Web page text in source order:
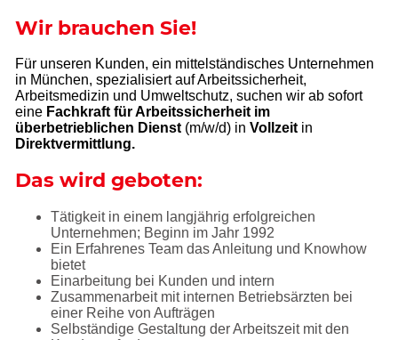
Wir brauchen Sie!
Für unseren Kunden, ein mittelständisches Unternehmen
in München, spezialisiert auf Arbeitssicherheit,
Arbeitsmedizin und Umweltschutz, suchen wir ab sofort
eine Fachkraft für Arbeitssicherheit im
überbetrieblichen Dienst (m/w/d) in Vollzeit in
Direktvermittlung.
Das wird geboten:
Tätigkeit in einem langjährig erfolgreichen
Unternehmen; Beginn im Jahr 1992
Ein Erfahrenes Team das Anleitung und Knowhow
bietet
Einarbeitung bei Kunden und intern
Zusammenarbeit mit internen Betriebsärzten bei
einer Reihe von Aufträgen
Selbständige Gestaltung der Arbeitszeit mit den